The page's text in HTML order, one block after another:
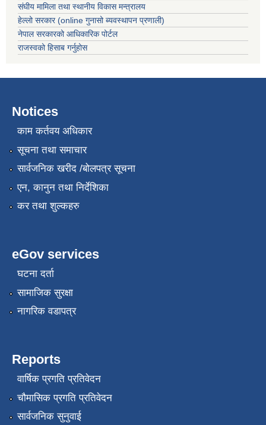
संघीय मामिला तथा स्थानीय विकास मन्त्रालय
हेल्लो सरकार (online गुनासो ब्यवस्थापन प्रणाली)
नेपाल सरकारको आधिकारिक पोर्टल
राजस्वको हिसाब गर्नुहोस
Notices
काम कर्तवय अधिकार
सूचना तथा समाचार
सार्वजनिक खरीद /बोलपत्र सूचना
एन, कानुन तथा निर्देशिका
कर तथा शुल्कहरु
eGov services
घटना दर्ता
सामाजिक सुरक्षा
नागरिक वडापत्र
Reports
वार्षिक प्रगति प्रतिवेदन
चौमासिक प्रगति प्रतिवेदन
सार्वजनिक सुनुवाई